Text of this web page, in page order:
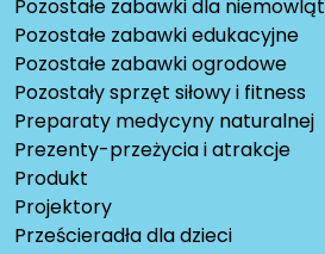
Pozostałe zabawki dla niemowląt
Pozostałe zabawki edukacyjne
Pozostałe zabawki ogrodowe
Pozostały sprzęt siłowy i fitness
Preparaty medycyny naturalnej
Prezenty-przeżycia i atrakcje
Produkt
Projektory
Prześcieradła dla dzieci